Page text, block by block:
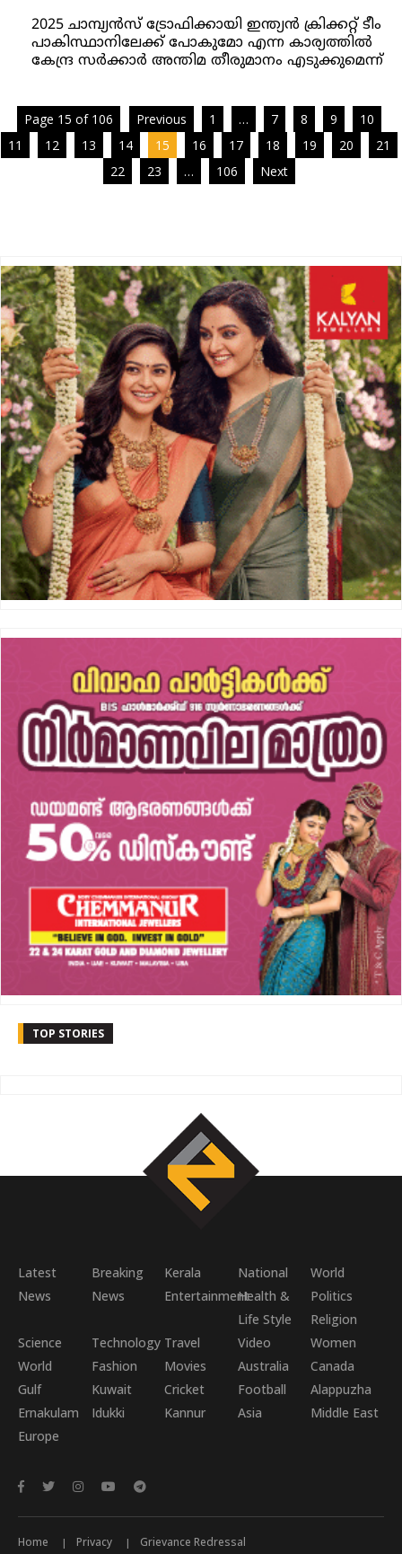
2025 ചാമ്പ്യൻസ് ട്രോഫിക്കായി ഇന്ത്യൻ ക്രിക്കറ്റ് ടീം
പാകിസ്ഥാനിലേക്ക് പോകുമോ എന്ന കാര്യത്തിൽ
കേന്ദ്ര സർക്കാർ അന്തിമ തീരുമാനം എടുക്കുമെന്ന്
Page 15 of 106 Previous 1 … 7 8 9
10
11
12 13 14 15 16 17 18 19 20
21
22
23 … 106 Next
TOP STORIES
Latest
News
Breaking
News
Kerala National
World
EntertainmentHealth &
Life Style
Politics
Religion
Science
World
Technology Travel Video
Women
Fashion
Movies Australia
Canada
Gulf
Kuwait Cricket Football
Alappuzha
Ernakulam
Idukki Kannur Asia
Middle East
Europe
Home Privacy Grievance Redressal